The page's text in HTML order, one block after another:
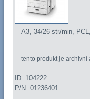
A3, 34/26 str/min,
tento produkt je archivní
ID: 104222
P/N: 01236401